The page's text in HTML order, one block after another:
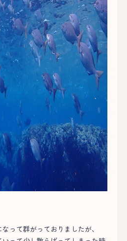
って群がっておりましたが、